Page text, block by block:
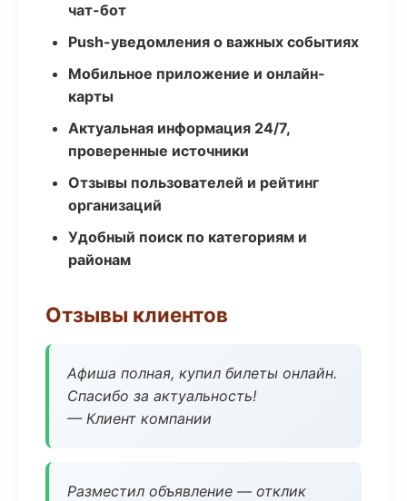
чат-бот
Push-уведомления о важных событиях
Мобильное приложение и онлайн-
карты
Актуальная информация 24/7,
проверенные источники
Отзывы пользователей и рейтинг
организаций
Удобный поиск по категориям и
районам
Отзывы клиентов
Афиша полная, купил билеты онлайн.
Спасибо за актуальность!
— Клиент компании
Разместил объявление — отклик